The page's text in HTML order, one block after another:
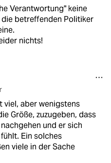
Verantwortung" keine
die betreffenden Politiker
nichts!
viel, aber wenigstens
Größe, zuzugeben, dass
und er sich
Ein solches
viele in der Sache